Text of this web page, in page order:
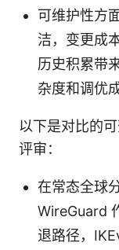
可维护性方
洁，变更成
历史积累带
杂度和调优
以下是对比的
评审：
在常态全球
WireGuard
退路径，